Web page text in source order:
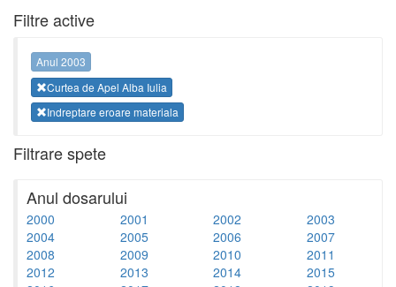
Filtre active
Anul 2003
Curtea de Apel Alba Iulia
Indreptare eroare materiala
Filtrare spete
Anul dosarului
2000 2001 2002
2003
2004
2005 2006
2007
2008
2009 2010
2011
2012
2013 2014
2015